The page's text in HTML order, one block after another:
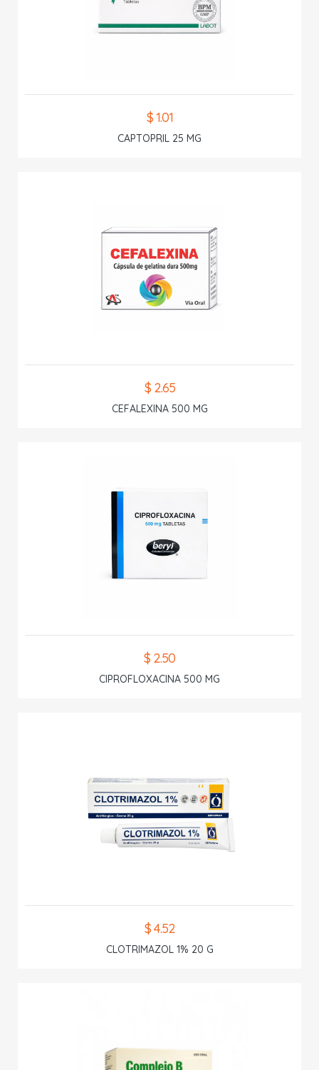
$ 1.01
CAPTOPRIL 25 MG
$ 2.65
CEFALEXINA 500 MG
$ 2.50
CIPROFLOXACINA 500 MG
$ 4.52
CLOTRIMAZOL 1% 20 G